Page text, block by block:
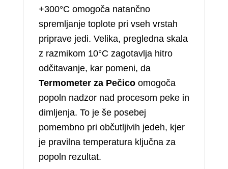
+300°C omogoča natančno
spremljanje toplote pri vseh vrstah
priprave jedi. Velika, pregledna skala
z razmikom 10°C zagotavlja hitro
odčitavanje, kar pomeni, da
Termometer za Pečicoomogoča
popoln nadzor nad procesom peke in
dimljenja. To je še posebej
pomembno pri občutljivih jedeh, kjer
je pravilna temperatura ključna za
popoln rezultat.